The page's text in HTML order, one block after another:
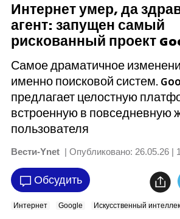
Интернет умер, да
агент: запущен самый
рискованный проект
Самое драматичное
именно поисковой систем.
предлагает целостную
встроенную в повседневную
пользователя
Вести-Ynet | Опубликовано: 26.05.26 |
Обсудить
Интернет Google Искусственный